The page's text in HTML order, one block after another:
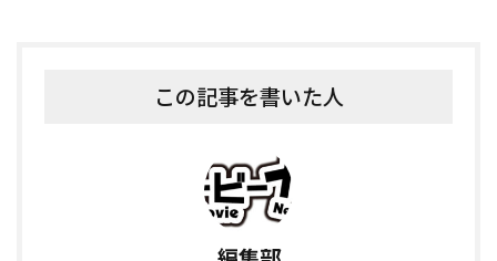
この記事を書いた人